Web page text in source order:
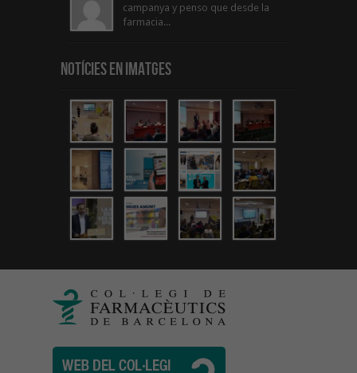
campanya y penso que desde la
farmacia...
Notícies en Imatges